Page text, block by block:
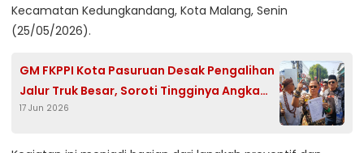
Kecamatan Kedungkandang, Kota Malang, Senin
(25/05/2026).
GM FKPPI Kota Pasuruan Desak Pengalihan
Jalur Truk Besar, Soroti Tingginya Angka
17 Jun 2026